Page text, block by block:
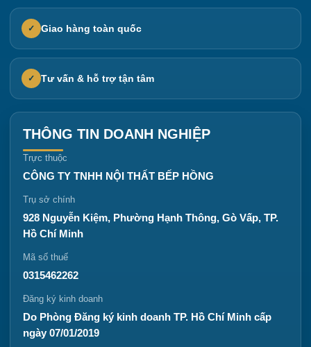
✓ Giao hàng toàn quốc
✓ Tư vấn & hỗ trợ tận tâm
THÔNG TIN DOANH NGHIỆP
Trực thuộc
CÔNG TY TNHH NỘI THẤT BẾP HỒNG
Trụ sở chính
928 Nguyễn Kiệm, Phường Hạnh Thông, Gò Vấp, TP.
Hồ Chí Minh
Mã số thuế
0315462262
Đăng ký kinh doanh
Do Phòng Đăng ký kinh doanh TP. Hồ Chí Minh cấp
ngày 07/01/2019